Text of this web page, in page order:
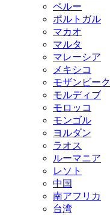
ペルー
ポルトガル
マカオ
マルタ
マレーシア
メキシコ
モザンビーク
モルディブ
モロッコ
モンゴル
ヨルダン
ラオス
ルーマニア
レソト
中国
南アフリカ
台湾